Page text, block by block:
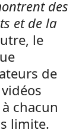
des
et de la
le
de
chacun
limite.